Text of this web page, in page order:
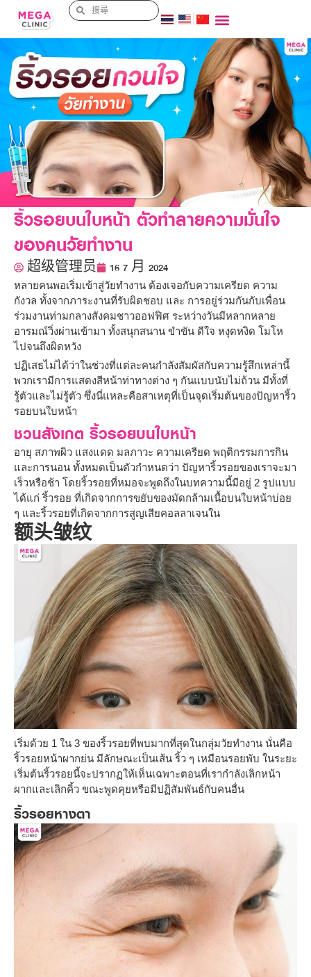
ริ้วรอยบนใบหน้า ตัวทำลายความมั่นใจ
ของคนวัยทำงาน
超级管理员 16 7 月 2024
หลายคนพอเริ่มเข้าสู่วัยทำงาน ต้องเจอกับความเครียด ความ
กังวล ทั้งจากภาระงานที่รับผิดชอบ และ การอยู่ร่วมกันกับเพื่อน
ร่วมงานท่ามกลางสังคมชาวออฟฟิศ ระหว่างวันมีหลากหลาย
อารมณ์วิ่งผ่านเข้ามา ทั้งสนุกสนาน ขำขัน ดีใจ หงุดหงิด โมโห
ไปจนถึงผิดหวัง
ปฏิเสธไม่ได้ว่าในช่วงที่แต่ละคนกำลังสัมผัสกับความรู้สึกเหล่านี้
พวกเรามีการแสดงสีหน้าท่าทางต่าง ๆ กันแบบนับไม่ถ้วน มีทั้งที่
รู้ตัวและไม่รู้ตัว ซึ่งนี่แหละคือสาเหตุที่เป็นจุดเริ่มต้นของปัญหาริ้ว
รอยบนใบหน้า
ชวนสังเกต ริ้วรอยบนใบหน้า
อายุ สภาพผิว แสงแดด มลภาวะ ความเครียด พฤติกรรมการกิน
และการนอน ทั้งหมดเป็นตัวกำหนดว่า ปัญหาริ้วรอยของเราจะมา
เร็วหรือช้า โดยริ้วรอยที่หมอจะพูดถึงในบทความนี้มีอยู่ 2 รูปแบบ
ได้แก่ ริ้วรอย ที่เกิดจากการขยับของมัดกล้ามเนื้อบนใบหน้าบ่อย
ๆ และริ้วรอยที่เกิดจากการสูญเสียคอลลาเจนใน
额头皱纹
เริ่มด้วย 1 ใน 3 ของริ้วรอยที่พบมากที่สุดในกลุ่มวัยทำงาน นั่นคือ
ริ้วรอยหน้าผากย่น มีลักษณะเป็นเส้น ริ้ว ๆ เหมือนรอยพับ ในระยะ
เริ่มต้นริ้วรอยนี้จะปรากฏให้เห็นเฉพาะตอนที่เรากำลังเลิกหน้า
ผากและเลิกคิ้ว ขณะพูดคุยหรือมีปฏิสัมพันธ์กับคนอื่น
ริ้วรอยหางตา